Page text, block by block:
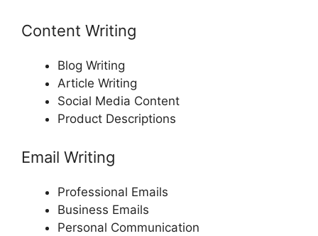
Content Writing
Blog Writing
Article Writing
Social Media Content
Product Descriptions
Email Writing
Professional Emails
Business Emails
Personal Communication